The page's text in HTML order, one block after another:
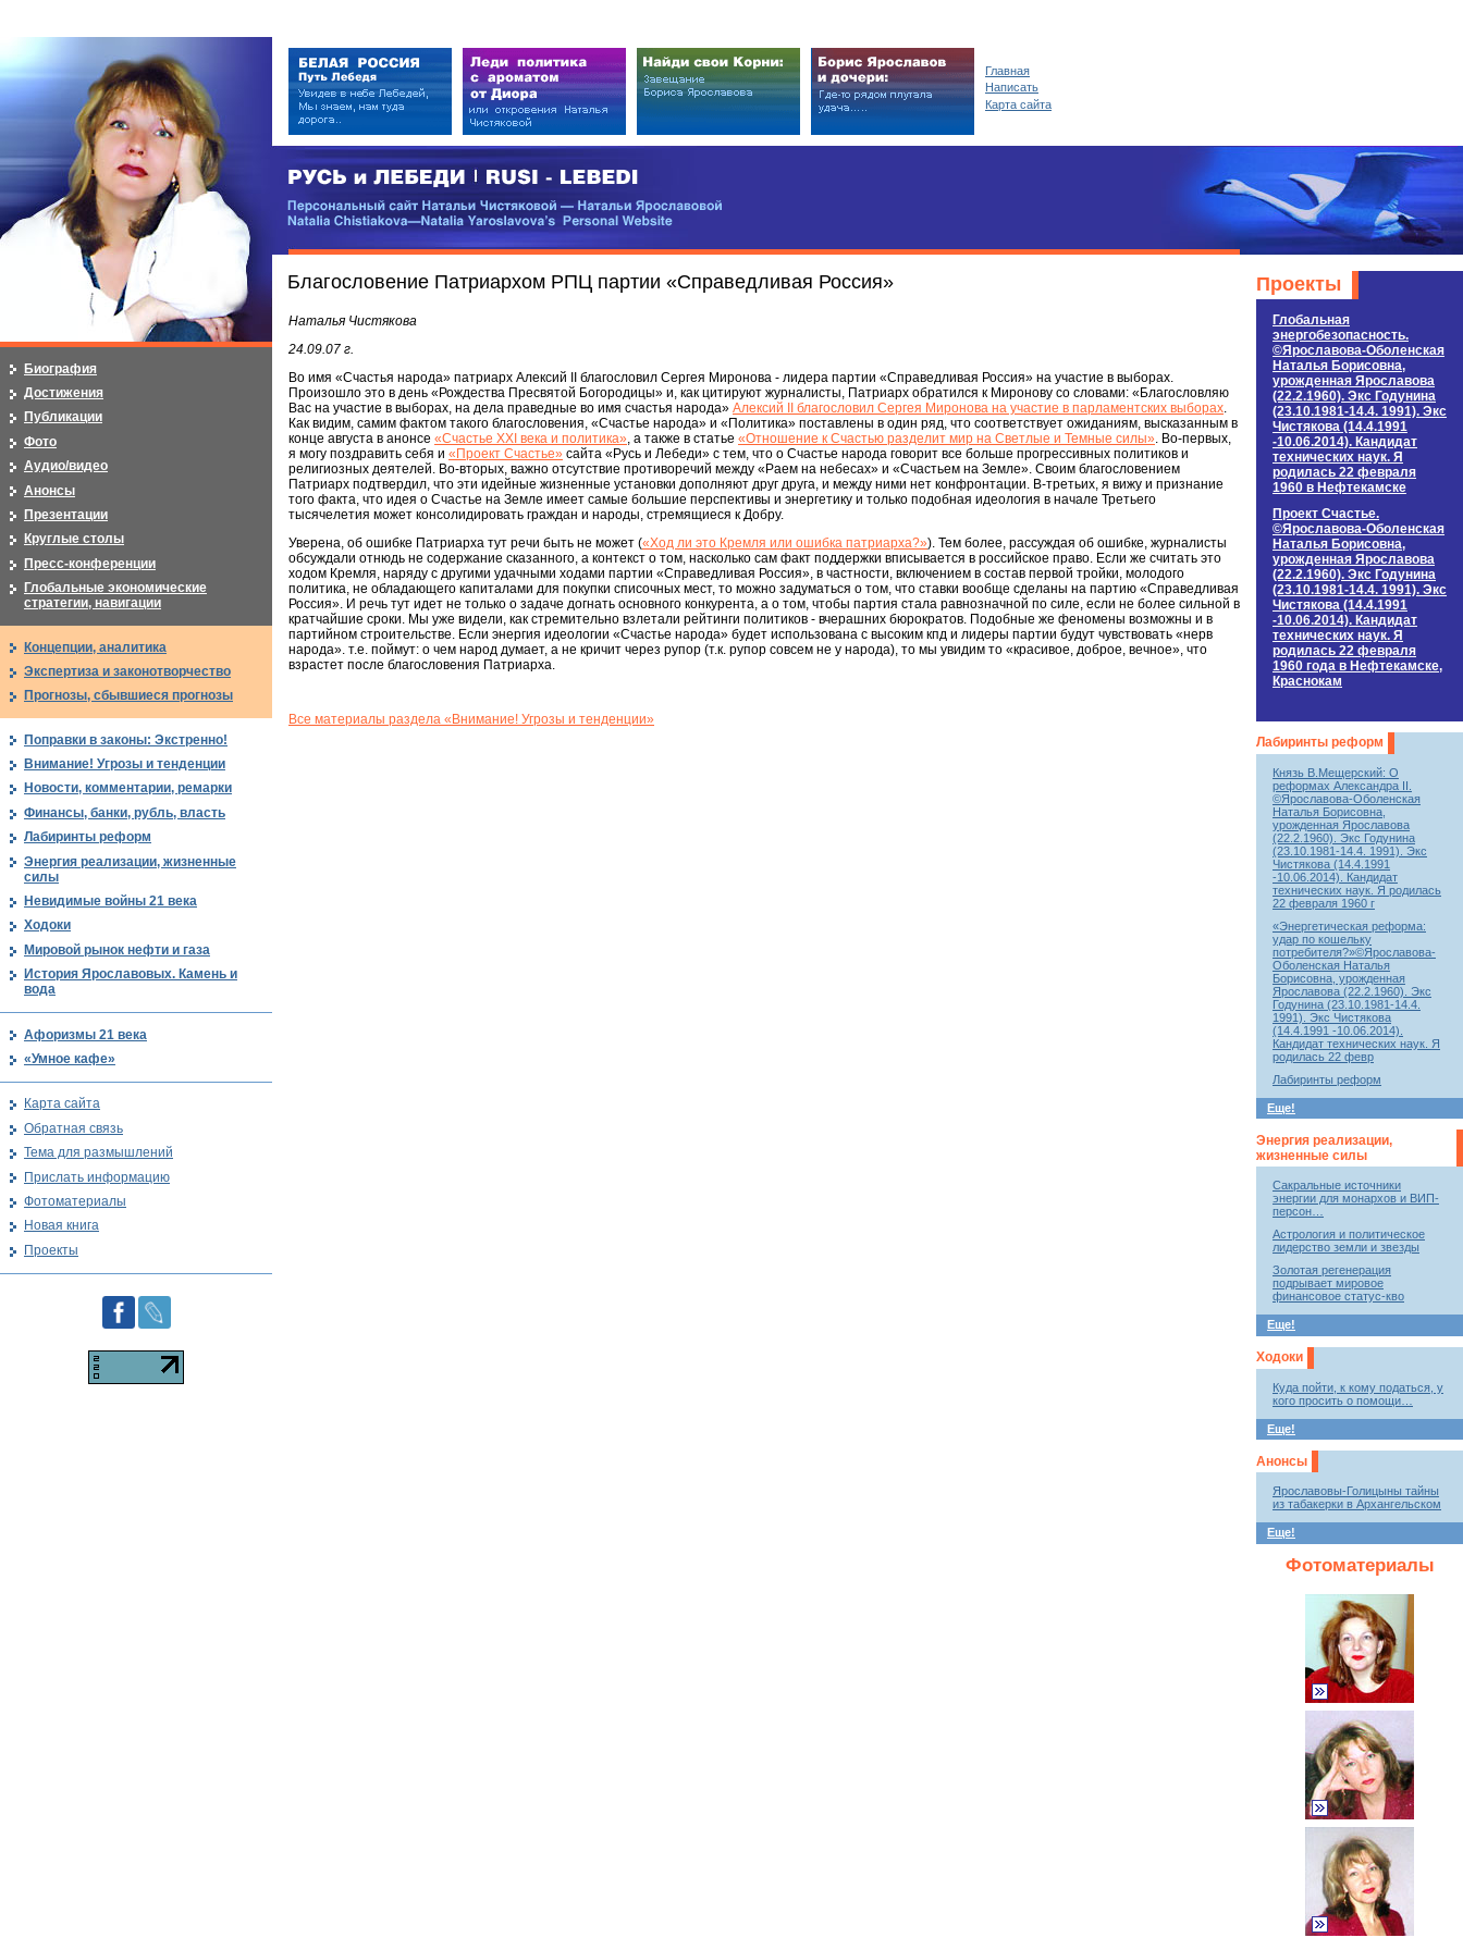
РУСЬ и ЛЕБЕДИ | RUSI — LEBEDI
Персональный сайт Натальи Чистяковой — Натальи Ярославовой
Благословение Патриархом РПЦ партии «Справедливая Россия»
Наталья Чистякова
24.09.07 г.
Во имя «Счастья народа» патриарх Алексий II благословил Сергея Миронова - лидера партии «Справедливая Россия» на участие в выборах.
Произошло это в день «Рождества Пресвятой Богородицы» и, как цитируют журналисты, Патриарх обратился к Миронову со словами: «Благословляю
Вас на участие в выборах, на дела праведные во имя счастья народа» Алексий II благословил Сергея Миронова на участие в парламентских выборах.
Как видим, самим фактом такого благословения, «Счастье народа» и «Политика» поставлены в один ряд, что соответствует ожиданиям, высказанным в
конце августа в анонсе «Счастье XXI века и политика», а также в статье «Отношение к Счастью разделит мир на Светлые и Темные силы». Во-первых,
я могу поздравить себя и «Проект Счастье» сайта «Русь и Лебеди» с тем, что о Счастье народа говорит все больше прогрессивных политиков и
религиозных деятелей. Во-вторых, важно отсутствие противоречий между «Раем на небесах» и «Счастьем на Земле». Своим благословением
Патриарх подтвердил, что эти идейные жизненные установки дополняют друг друга, и между ними нет конфронтации. В-третьих, я вижу и признание
того факта, что идея о Счастье на Земле имеет самые большие перспективы и энергетику и только подобная идеология в начале Третьего
тысячелетия может консолидировать граждан и народы, стремящиеся к Добру.
Уверена, об ошибке Патриарха тут речи быть не может («Ход ли это Кремля или ошибка патриарха?»). Тем более, рассуждая об ошибке, журналисты
обсуждали отнюдь не содержание сказанного, а контекст о том, насколько сам факт поддержки вписывается в российское право. Если же считать это
ходом Кремля, наряду с другими удачными ходами партии «Справедливая Россия», в частности, включением в состав первой тройки, молодого
политика, не обладающего капиталами для покупки списочных мест, то можно задуматься о том, что ставки вообще сделаны на партию «Справедливая
Россия». И речь тут идет не только о задаче догнать основного конкурента, а о том, чтобы партия стала равнозначной по силе, если не более сильной в
кратчайшие сроки. Мы уже видели, как стремительно взлетали рейтинги политиков - вчерашних бюрократов. Подобные же феномены возможны и в
партийном строительстве. Если энергия идеологии «Счастье народа» будет использована с высоким кпд и лидеры партии будут чувствовать «нерв
народа». т.е. поймут: о чем народ думает, а не кричит через рупор (т.к. рупор совсем не у народа), то мы увидим то «красивое, доброе, вечное», что
взрастет после благословения Патриарха.
Все материалы раздела «Внимание! Угрозы и тенденции»
Проекты
Глобальная
энергобезопасность.
©Ярославова-Оболенская
Наталья Борисовна,
урожденная Ярославова
(22.2.1960). Экс Годунина
(23.10.1981-14.4. 1991). Экс
Чистякова (14.4.1991
-10.06.2014). Кандидат
технических наук. Я
родилась 22 февраля
1960 в Нефтекамске
Проект Счастье.
©Ярославова-Оболенская
Наталья Борисовна,
урожденная Ярославова
(22.2.1960). Экс Годунина
(23.10.1981-14.4. 1991). Экс
Чистякова (14.4.1991
-10.06.2014). Кандидат
технических наук. Я
родилась 22 февраля
1960 года в Нефтекамске,
Краснокам
Лабиринты реформ
Князь В.Мещерский: О
реформах Александра II.
©Ярославова-Оболенская
Наталья Борисовна,
урожденная Ярославова
(22.2.1960). Экс Годунина
(23.10.1981-14.4. 1991). Экс
Чистякова (14.4.1991
-10.06.2014). Кандидат
технических наук. Я родилась
22 февраля 1960 г
«Энергетическая реформа:
удар по кошельку
потребителя?»©Ярославова-
Оболенская Наталья
Борисовна, урожденная
Ярославова (22.2.1960). Экс
Годунина (23.10.1981-14.4.
1991). Экс Чистякова
(14.4.1991 -10.06.2014).
Кандидат технических наук. Я
родилась 22 февр
Лабиринты реформ
Еще!
Энергия реализации,
жизненные силы
Сакральные источники
энергии для монархов и ВИП-
персон…
Астрология и политическое
лидерство земли и звезды
Золотая регенерация
подрывает мировое
финансовое статус-кво
Еще!
Ходоки
Куда пойти, к кому податься, у
кого просить о помощи…
Еще!
Анонсы
Ярославовы-Голицыны тайны
из табакерки в Архангельском
Еще!
Фотоматериалы
Биография
Достижения
Публикации
Фото
Аудио/видео
Анонсы
Презентации
Круглые столы
Пресс-конференции
Глобальные экономические
стратегии, навигации
Концепции, аналитика
Экспертиза и законотворчество
Прогнозы, сбывшиеся прогнозы
Поправки в законы: Экстренно!
Внимание! Угрозы и тенденции
Новости, комментарии, ремарки
Финансы, банки, рубль, власть
Лабиринты реформ
Энергия реализации, жизненные
силы
Невидимые войны 21 века
Ходоки
Мировой рынок нефти и газа
История Ярославовых. Камень и
вода
Афоризмы 21 века
«Умное кафе»
Карта сайта
Обратная связь
Тема для размышлений
Прислать информацию
Фотоматериалы
Новая книга
Проекты
Главная
Написать
Карта сайта